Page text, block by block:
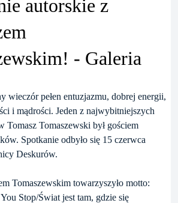
autorskie z
- Galeria
wieczór pełen entuzjazmu, dobrej energii,
i mądrości. Jeden z najwybitniejszych
Tomaszewski był gościem
Spotkanie odbyło się 15 czerwca
Deskurów.
Tomaszewskim towarzyszyło motto:
Stop/Świat jest tam, gdzie się